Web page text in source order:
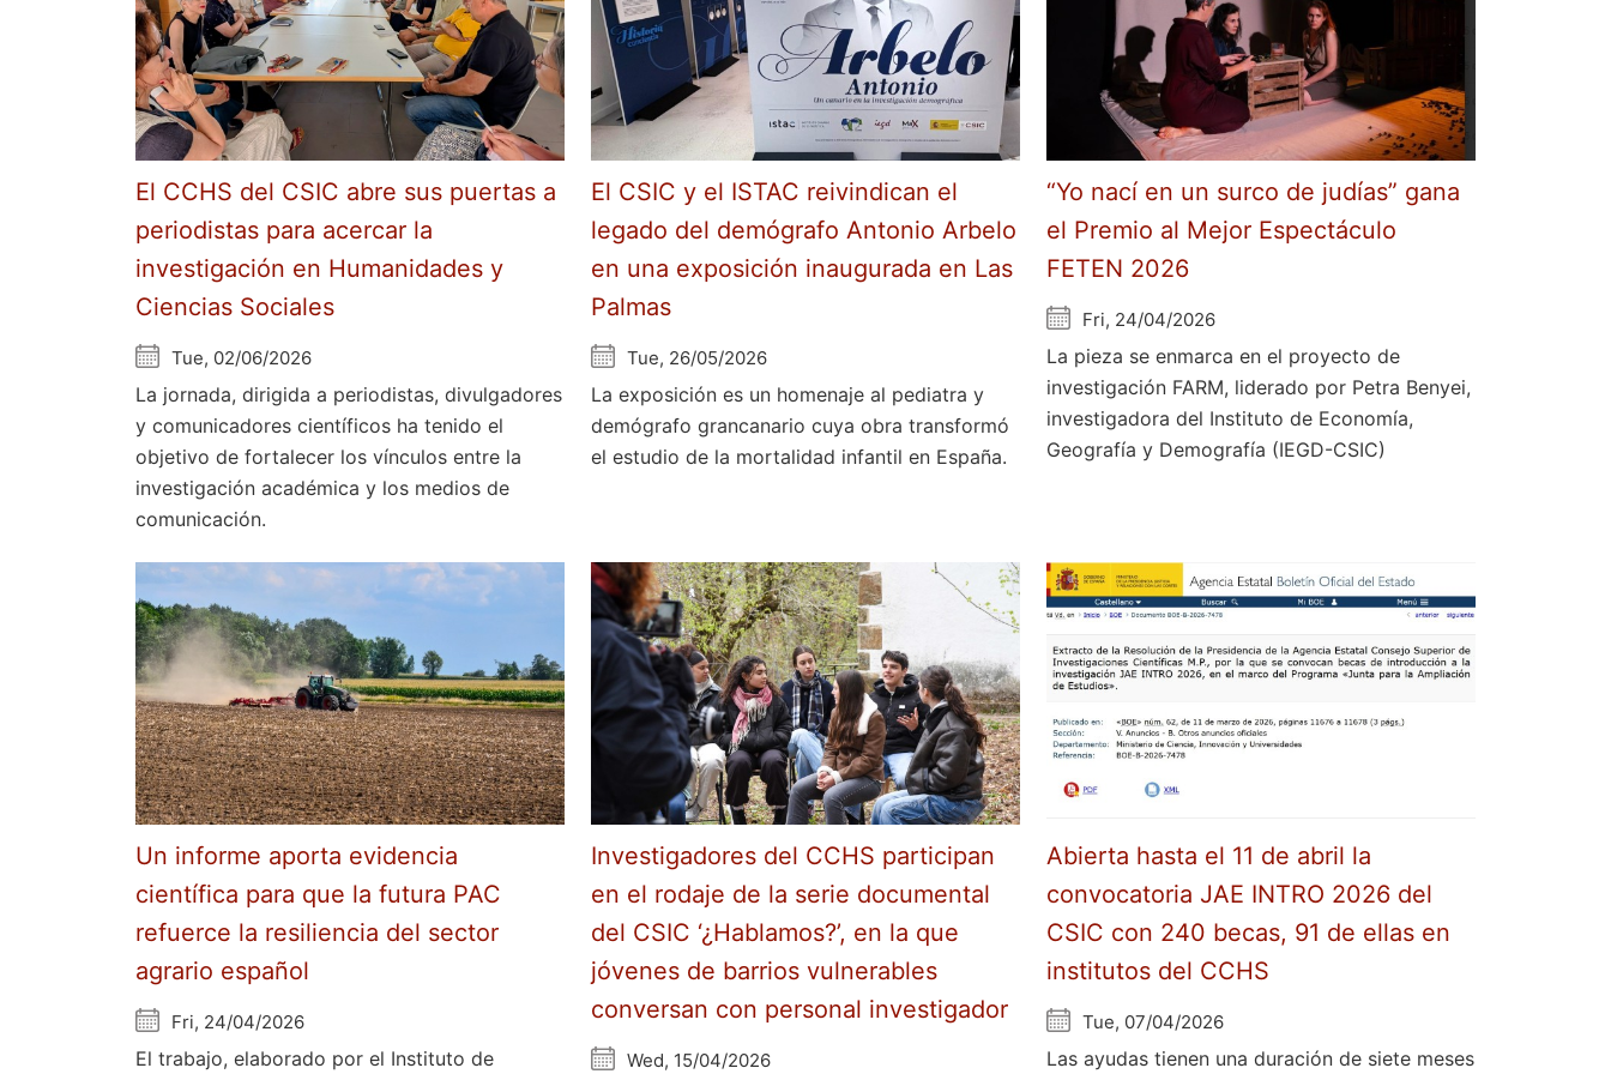
El CCHS del CSIC abre sus puertas a
periodistas para acercar la
investigación en Humanidades y
Ciencias Sociales
Tue, 02/06/2026
La jornada, dirigida a periodistas, divulgadores
y comunicadores científicos ha tenido el
objetivo de fortalecer los vínculos entre la
investigación académica y los medios de
comunicación.
El CSIC y el ISTAC reivindican el
legado del demógrafo Antonio Arbelo
en una exposición inaugurada en Las
Palmas
Tue, 26/05/2026
La exposición es un homenaje al pediatra y
demógrafo grancanario cuya obra transformó
el estudio de la mortalidad infantil en España.
“Yo nací en un surco de judías” gana
el Premio al Mejor Espectáculo
FETEN 2026
Fri, 24/04/2026
La pieza se enmarca en el proyecto de
investigación FARM, liderado por Petra Benyei,
investigadora del Instituto de Economía,
Geografía y Demografía (IEGD-CSIC)
Un informe aporta evidencia
científica para que la futura PAC
refuerce la resiliencia del sector
agrario español
Fri, 24/04/2026
El trabajo, elaborado por el Instituto de
Investigadores del CCHS participan
en el rodaje de la serie documental
del CSIC ‘¿Hablamos?’, en la que
jóvenes de barrios vulnerables
conversan con personal investigador
Wed, 15/04/2026
Abierta hasta el 11 de abril la
convocatoria JAE INTRO 2026 del
CSIC con 240 becas, 91 de ellas en
institutos del CCHS
Tue, 07/04/2026
Las ayudas tienen una duración de siete meses